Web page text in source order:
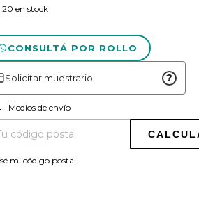
20 en stock
CONSULTÁ POR ROLLO
Solicitar muestrario ?
para el CP:
Medios de envío
mi código postal